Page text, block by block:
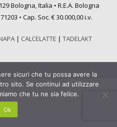
Bologna, Italia • R.E.A. Bologna
• Cap. Soc. € 30.000,00 i.v.
| CALCELATTE | TADELAKT
sicuri che tu possa avere la
sito. Se continui ad utilizzare
che tu ne sia felice.
Ok